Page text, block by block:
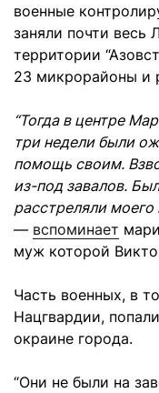
военные
заняли почти весь
территории
23 микрорайоны и
“Тогда в центре
три недели были
помощь своим.
из-под завалов.
расстреляли
— вспоминает
муж которой
Часть военных, в
Нацгвардии,
окраине города.
“Они не были на